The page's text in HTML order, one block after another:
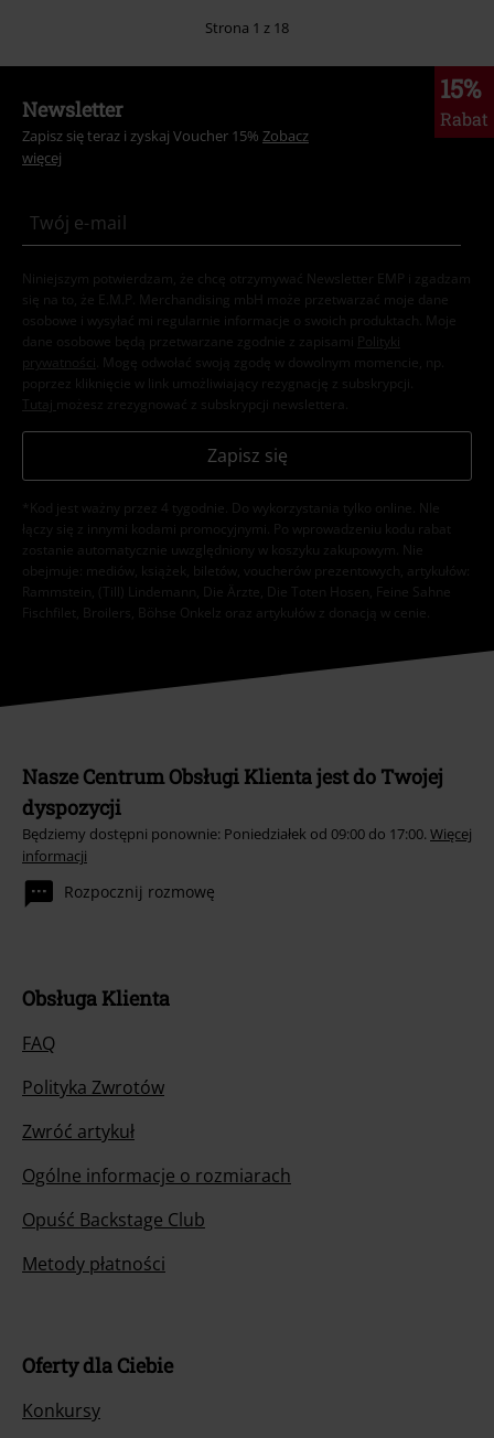
Strona 1 z 18
15%
Rabat
Newsletter
Zapisz się teraz i zyskaj Voucher 15% Zobacz
więcej
Niniejszym potwierdzam, że chcę otrzymywać Newsletter EMP i zgadzam
się na to, że E.M.P. Merchandising mbH może przetwarzać moje dane
osobowe i wysyłać mi regularnie informacje o swoich produktach. Moje
dane osobowe będą przetwarzane zgodnie z zapisami
Polityki
prywatności . Mogę odwołać swoją zgodę w dowolnym momencie, np.
poprzez kliknięcie w link umożliwiający rezygnację z subskrypcji.
Tutaj możesz zrezygnować z subskrypcji newslettera.
Zapisz się
*Kod jest ważny przez 4 tygodnie. Do wykorzystania tylko online. NIe
łączy się z innymi kodami promocyjnymi. Po wprowadzeniu kodu rabat
zostanie automatycznie uwzględniony w koszyku zakupowym. Nie
obejmuje: mediów, książek, biletów, voucherów prezentowych, artykułów:
Rammstein, (Till) Lindemann, Die Ärzte, Die Toten Hosen, Feine Sahne
Fischfilet, Broilers, Böhse Onkelz oraz artykułów z donacją w cenie.
Nasze Centrum Obsługi Klienta jest do Twojej
dyspozycji
Będziemy dostępni ponownie: Poniedziałek od 09:00 do 17:00. Więcej
informacji
Rozpocznij rozmowę
Obsługa Klienta
FAQ
Polityka Zwrotów
Zwróć artykuł
Ogólne informacje o rozmiarach
Opuść Backstage Club
Metody płatności
Oferty dla Ciebie
Konkursy